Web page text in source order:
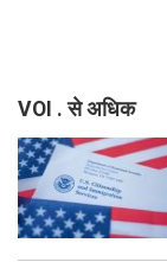
VOI . से अधिक